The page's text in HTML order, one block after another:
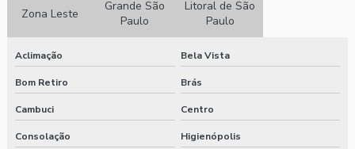
Simulador de escada profissional para academia preço
Suporte anilhas horizontal
Valor caneleira peso
Zona Leste
Grande São
Paulo
Litoral de São
Paulo
Aclimação Bela Vista
Bom Retiro Brás
Cambuci Centro
Consolação Higienópolis